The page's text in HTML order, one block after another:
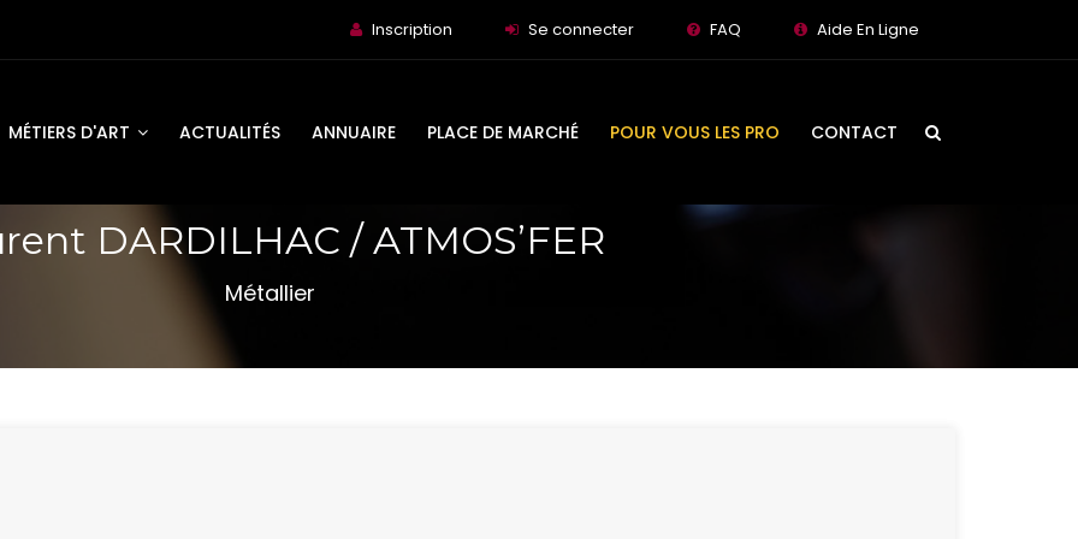
Inscription Se connecter FAQ Aide En Ligne
MÉTIERS D'ART ACTUALITÉS ANNUAIRE PLACE DE MARCHÉ POUR VOUS LES PRO CONTACT
DARDILHAC / ATMOS’FER
Métallier